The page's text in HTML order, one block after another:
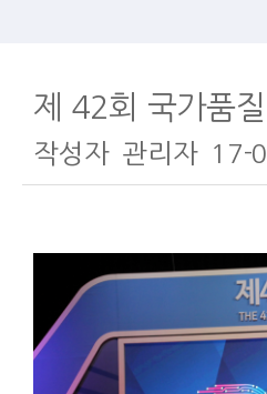
제 42회 국가품
작성자 관리자 17-